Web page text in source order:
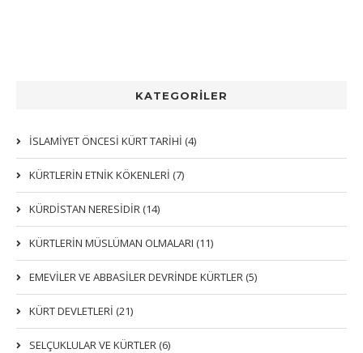
KATEGORİLER
İSLAMİYET ÖNCESİ KÜRT TARİHİ (4)
KÜRTLERIN ETNIK KÖKENLERI (7)
KÜRDİSTAN NERESİDİR (14)
KÜRTLERİN MÜSLÜMAN OLMALARI (11)
EMEVİLER VE ABBASİLER DEVRİNDE KÜRTLER (5)
KÜRT DEVLETLERİ (21)
SELÇUKLULAR VE KÜRTLER (6)